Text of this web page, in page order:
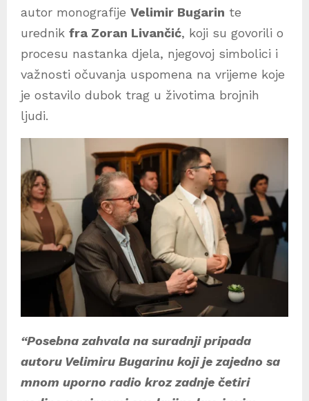
autor monografije Velimir Bugarin te
urednik fra Zoran Livančić, koji su govorili o
procesu nastanka djela, njegovoj simbolici i
važnosti očuvanja uspomena na vrijeme koje
je ostavilo dubok trag u životima brojnih
ljudi.
“Posebna zahvala na suradnji pripada
autoru Velimiru Bugarinu koji je zajedno sa
mnom uporno radio kroz zadnje četiri